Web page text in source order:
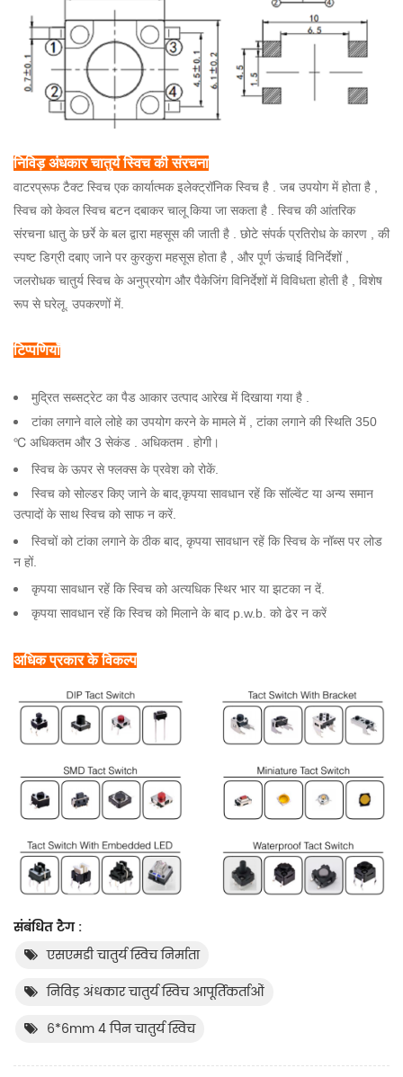
निविड़ अंधकार चातुर्य स्विच की संरचना
वाटरप्रूफ टैक्ट स्विच एक कार्यात्मक इलेक्ट्रॉनिक स्विच है . जब उपयोग में होता है ,
स्विच को केवल स्विच बटन दबाकर चालू किया जा सकता है . स्विच की आंतरिक
संरचना धातु के छर्रे के बल द्वारा महसूस की जाती है . छोटे संपर्क प्रतिरोध के कारण , की
स्पष्ट डिग्रीदबाए जाने पर कुरकुरा महसूस होता है , और पूर्ण ऊंचाई विनिर्देशों ,
जलरोधक चातुर्य स्विच के अनुप्रयोग और पैकेजिंग विनिर्देशों में विविधता होती है , विशेष
रूप से घरेलू. उपकरणों में.
टिप्पणियाँ
मुद्रित सब्सट्रेट का पैड आकार उत्पाद आरेख में दिखाया गया है .
टांका लगाने वाले लोहे का उपयोग करने के मामले में , टांका लगाने की स्थिति 350
℃ अधिकतम और 3 सेकंड . अधिकतम . होगी।
स्विच के ऊपर से फ्लक्स के प्रवेश को रोकें.
स्विच को सोल्डर किए जाने के बाद,कृपया सावधान रहें कि सॉल्वेंट या अन्य समान
उत्पादों के साथ स्विच को साफ न करें.
स्विचों को टांका लगाने के ठीक बाद, कृपया सावधान रहें कि स्विच के नॉब्स पर लोड
न हों.
कृपया सावधान रहें कि स्विच को अत्यधिक स्थिर भार या झटका न दें.
कृपया सावधान रहें कि स्विच को मिलाने के बाद p.w.b. को ढेर न करें
अधिक प्रकार के विकल्प
संबंधित टैग :
एसएमडी चातुर्य स्विच निर्माता
निविड़ अंधकार चातुर्य स्विच आपूर्तिकर्ताओं
6*6mm 4 पिन चातुर्य स्विच